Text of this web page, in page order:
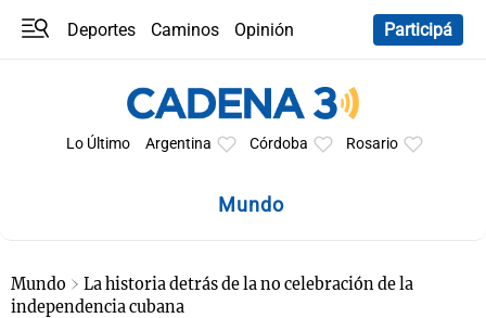
Deportes Caminos
Opinión
Participá
Lo Último Argentina Córdoba Rosario
Mundo
Mundo
La historia detrás de la no celebración de la
independencia cubana